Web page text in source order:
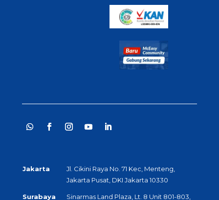
Jakarta
Jl. Cikini Raya No. 71 Kec, Menteng,
Jakarta Pusat, DKI Jakarta 10330
Surabaya Sinarmas Land Plaza, Lt. 8 Unit 801-803,